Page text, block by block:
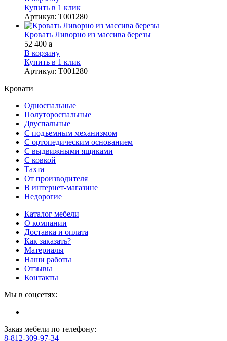
Купить в 1 клик
Артикул: Т001280
Кровать Ливорно из массива березы
52 400 a
В корзину
Купить в 1 клик
Артикул: Т001280
Кровати
Односпальные
Полутороспальные
Двуспальные
С подъемным механизмом
С ортопедическим основанием
С выдвижными ящиками
С ковкой
Тахта
От производителя
В интернет-магазине
Недорогие
Каталог мебели
О компании
Доставка и оплата
Как заказать?
Материалы
Наши работы
Отзывы
Контакты
Мы в соцсетях:
Заказ мебели по телефону:
8-812-309-97-34